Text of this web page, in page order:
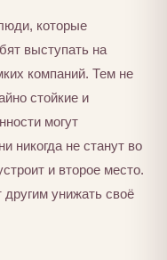
которые
выступать на
компаний. Тем не
стойкие и
могут
никогда не станут во
и второе место.
унижать своё